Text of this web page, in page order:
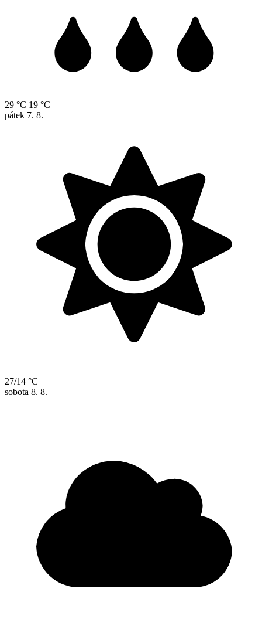
29 °C 19 °C
pátek 7. 8.
27/14 °C
sobota 8. 8.